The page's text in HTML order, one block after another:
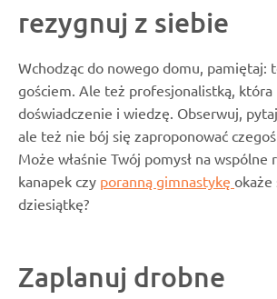
rezygnuj z siebie
Wchodząc do nowego domu, pamiętaj:
gościem. Ale też profesjonalistką, która
doświadczenie i wiedzę. Obserwuj,
ale też nie bój się zaproponować
Może właśnie Twój pomysł na wspólne
kanapek czy poranną gimnastykę okaże
dziesiątkę?
Zaplanuj drobne